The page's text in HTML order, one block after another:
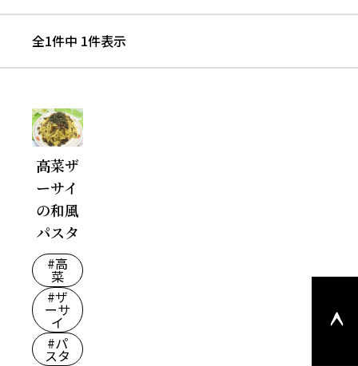
全1件中 1件表示
高菜ザ
ーサイ
の和風
パスタ
#高
菜
#ザ
ーサ
イ
#パ
スタ
ージの
上部へ